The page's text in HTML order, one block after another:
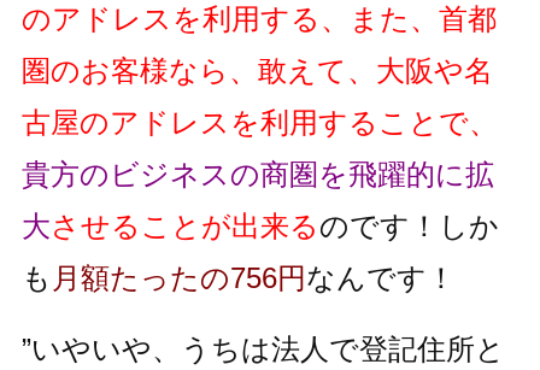
のアドレスを利用する、また、首都
圏のお客様なら、敢えて、大阪や名
古屋のアドレスを利用することで、
貴方のビジネスの商圏を飛躍的に拡
大させることが出来るのです！しか
も 月額たったの756円なんです！
”いやいや、うちは法人で登記住所と